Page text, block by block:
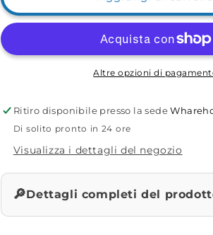
StendiTravi
ST-
ST-
5005
Altre opzioni di
Ritiro disponibile presso la sede
Di solito pronto in 24 ore
Visualizza i dettagli del negozio
🔎Dettagli completi del